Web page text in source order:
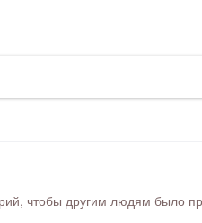
чтобы другим людям было